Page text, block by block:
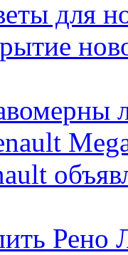
для
Рено